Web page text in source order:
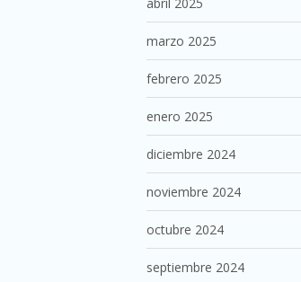
marzo 2025
febrero 2025
enero 2025
diciembre 2024
noviembre 2024
octubre 2024
septiembre 2024